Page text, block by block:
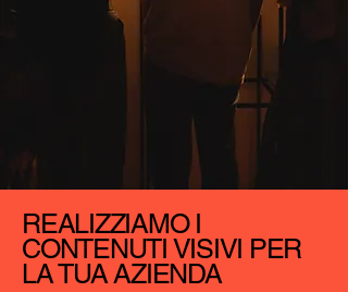
REALIZZIAMO I
CONTENUTI VISIVI PER
LA TUA AZIENDA